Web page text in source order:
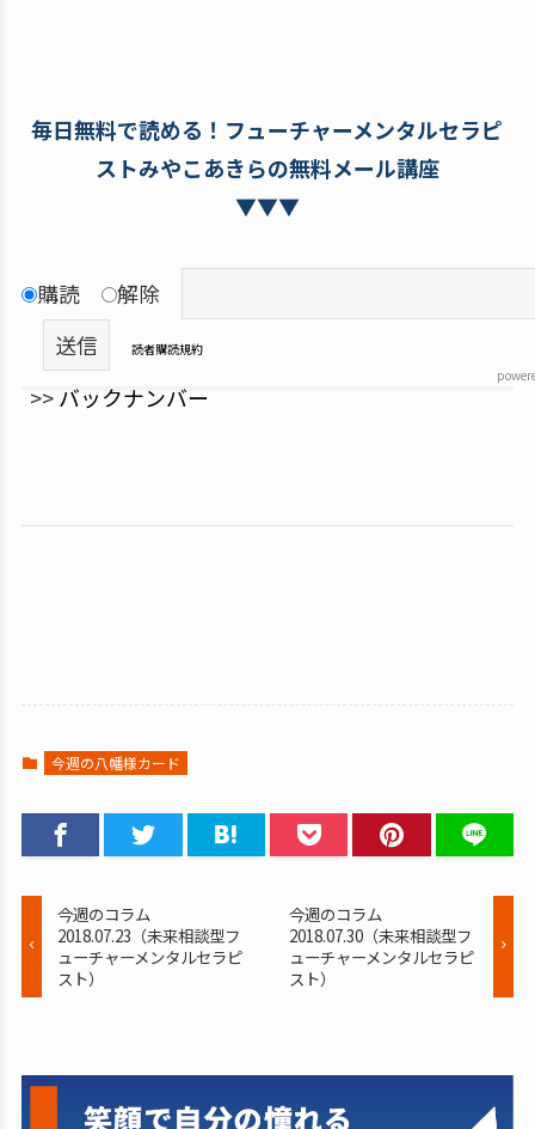
毎日無料で読める！フューチャーメンタルセラピ
ストみやこあきらの無料メール講座
▼▼▼
購読 解除
読者購読規約
>>バックナンバー
今週の八幡様カード
今週のコラム
2018.07.23（未来相談型フ
ューチャーメンタルセラピ
スト）
今週のコラム
2018.07.30（未来相談型フ
ューチャーメンタルセラピ
スト）